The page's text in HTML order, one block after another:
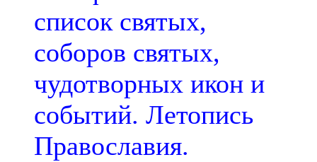
список святых,
соборов святых,
чудотворных икон и
событий. Летопись
Православия.